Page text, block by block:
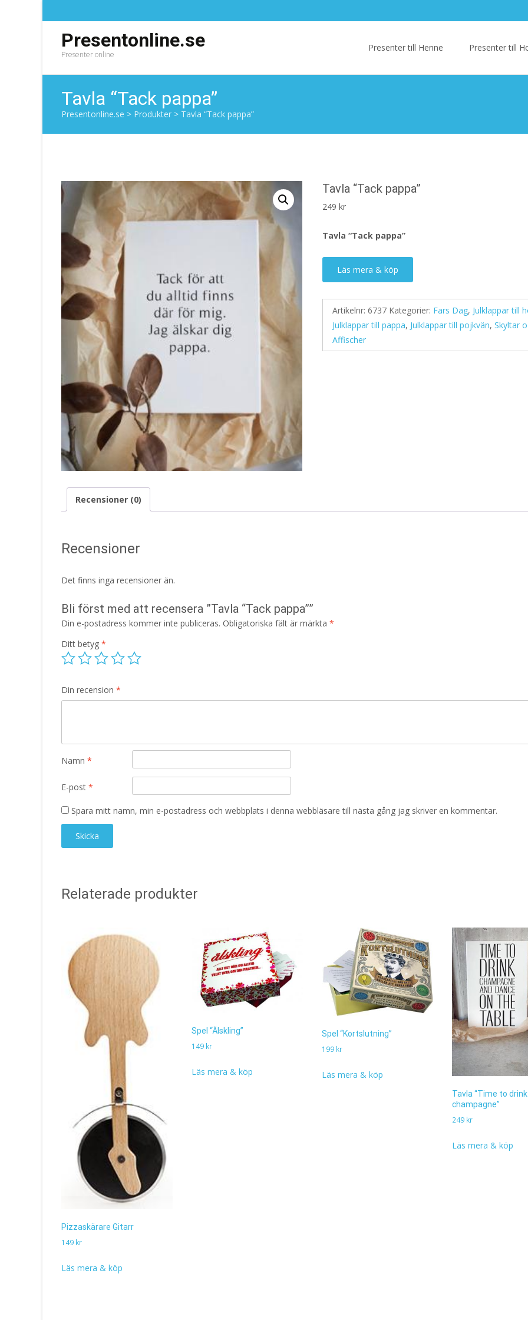
Presentonline.se
Presenter online
Presenter till Henne Presenter till
Tavla “Tack pappa”
Presentonline.se > Produkter > Tavla “Tack pappa”
Tavla “Tack pappa”
249kr
Tavla “Tack pappa”
Läs mera & köp
Artikelnr:6737 Kategorier: Fars Dag, Julklappar till
Julklappar till pappa, Julklappar till pojkvän,Skyltar
Affischer
Recensioner (0)
Recensioner
Det finns inga recensioner än.
Bli först med att recensera ”Tavla “Tack pappa””
Din e-postadress kommer inte publiceras. Obligatoriska fält är märkta *
Ditt betyg *
Din recension *
Namn *
E-post *
Spara mitt namn, min e-postadress och webbplats i denna webbläsare till nästa gång jag skriver en kommentar.
Relaterade produkter
Pizzaskärare Gitarr
149 kr
Läs mera & köp
Spel “Älskling”
149 kr
Läs mera & köp
Spel “Kortslutning”
199 kr
Läs mera & köp
Tavla “Time to drink
champagne”
249 kr
Läs mera & köp